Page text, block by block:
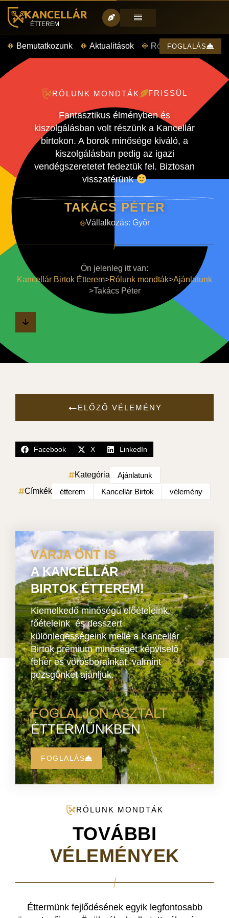
ÉTTEREM
Bemutatkozunk Aktualitások Rólunk mondták
FOGLALÁS
RÓLUNK MONDTÁK FRISSÜL
Fantasztikus élményben és
kiszolgálásban volt részünk a Kancellár
birtokon. A borok minősége kiváló, a
kiszolgálásban pedig az igazi
vendégszeretetet fedeztük fel. Biztosan
visszatérünk
TAKÁCS PÉTER
Vállalkozás: Győr
Ön jelenleg itt van:
Kancellár Birtok Étterem>Rólunk mondták>Ajánlatunk
>Takács Péter
ELŐZŐ VÉLEMÉNY
Facebook X LinkedIn
Kategória
Ajánlatunk
Címkék
étterem Kancellár Birtok vélemény
FOGLALJON ASZTALT
ÉTTERMÜNKBEN
FOGLALÁS
Kiemelkedő minőségű előételeink,
főételeink és desszert
különlegességeink mellé a Kancellár
Birtok prémium minőséget képviselő
fehér és vörösborainkat, valmint
pezsgőnket ajánljuk.
VÁRJA ÖNT IS
A KANCELLÁR
BIRTOK ÉTTEREM!
RÓLUNK MONDTÁK
TOVÁBBI
VÉLEMÉNYEK
Éttermünk fejlődésének egyik legfontosabb